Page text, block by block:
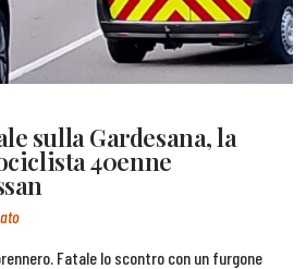
sulla Gardesana, la
40enne
Fatale lo scontro con un furgone